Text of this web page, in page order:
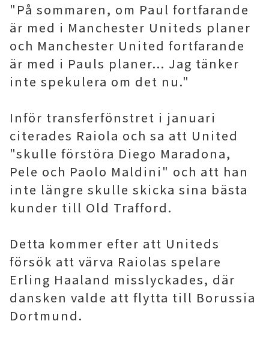
"På sommaren, om Paul fortfarande
är med i Manchester Uniteds planer
och Manchester United fortfarande
är med i Pauls planer... Jag tänker
inte spekulera om det nu."
Inför transferfönstret i januari
citerades Raiola och sa att United
"skulle förstöra Diego Maradona,
Pele och Paolo Maldini" och att han
inte längre skulle skicka sina bästa
kunder till Old Trafford.
Detta kommer efter att Uniteds
försök att värva Raiolas spelare
Erling Haaland misslyckades, där
dansken valde att flytta till Borussia
Dortmund.